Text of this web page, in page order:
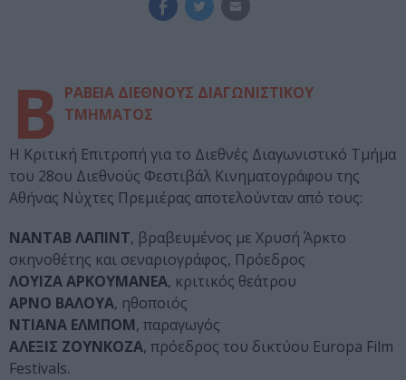
Β ΡΑΒΕΙΑ ΔΙΕΘΝΟΥΣ ΔΙΑΓΩΝΙΣΤΙΚΟΥ
ΤΜΗΜΑΤΟΣ
Η Κριτική Επιτροπή για το Διεθνές Διαγωνιστικό Τμήμα
του 28ου Διεθνούς Φεστιβάλ Κινηματογράφου της
Αθήνας Νύχτες Πρεμιέρας αποτελούνταν από τους:
ΝΑΝΤΑΒ ΛΑΠΙΝΤ, βραβευμένος με Χρυσή Άρκτο
σκηνοθέτης και σεναριογράφος, Πρόεδρος
ΛΟΥΙΖΑ ΑΡΚΟΥΜΑΝΕΑ, κριτικός θεάτρου
ΑΡΝΟ ΒΑΛΟΥΑ, ηθοποιός
ΝΤΙΑΝΑ ΕΛΜΠΟΜ, παραγωγός
ΑΛΕΞΙΣ ΖΟΥΝΚΟΖΑ, πρόεδρος του δικτύου Europa Film
Festivals.